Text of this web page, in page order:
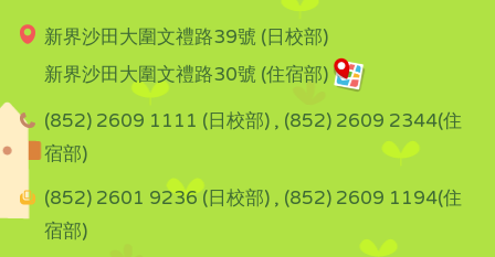
新界沙田大圍文禮路39號 (日校部)
新界沙田大圍文禮路30號 (住宿部)
(852) 2609 1111 (日校部) , (852) 2609 2344(住
宿部)
(852) 2601 9236 (日校部) , (852) 2609 1194(住
宿部)